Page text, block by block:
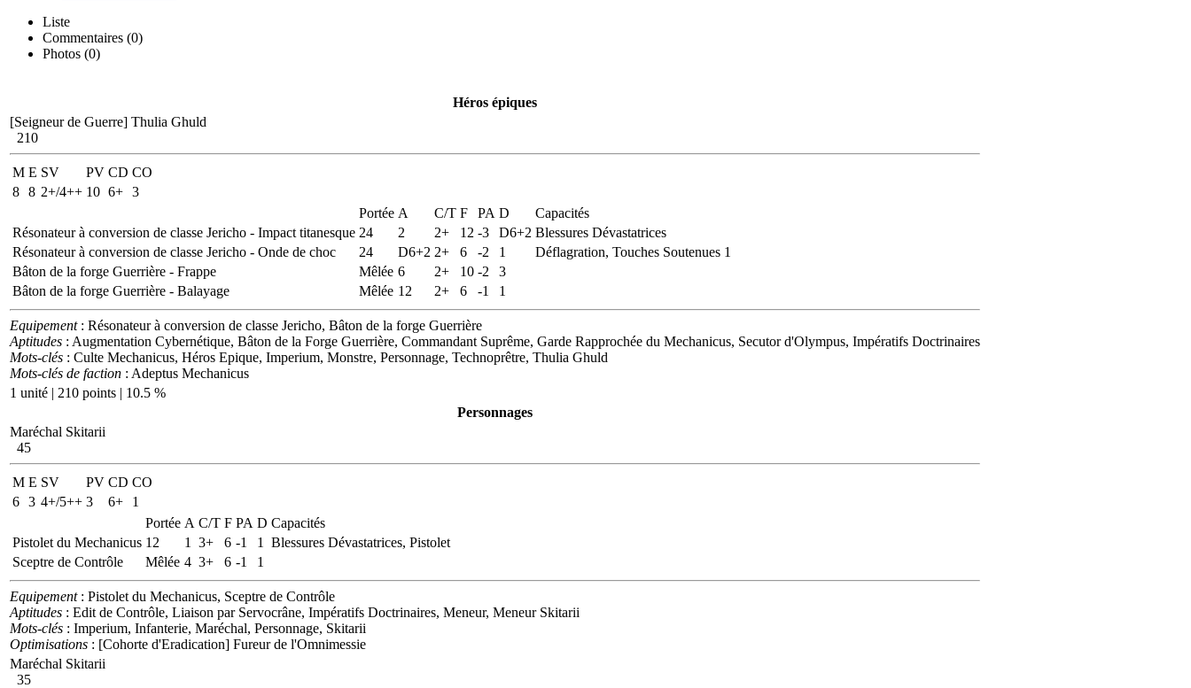
Liste
Commentaires (0)
Photos (0)
Héros épiques
[Seigneur de Guerre] Thulia Ghuld
210
M E SV PV CD CO
8 8 2+/4++ 10 6+ 3
Portée A C/T F PA D
Capacités
Résonateur à conversion de classe Jericho - Impact titanesque 24 2 2+ 12 -3 D6+2 Blessures Dévastatrices
Résonateur à conversion de classe Jericho - Onde de choc
24 D6+2 2+ 6 -2 1
Déflagration, Touches Soutenues 1
Bâton de la forge Guerrière - Frappe
Mêlée 6 2+ 10 -2
3
Bâton de la forge Guerrière - Balayage
Mêlée 12 2+ 6 -1 1
Equipement: Résonateur à conversion de classe Jericho, Bâton de la forge Guerrière
Aptitudes : Augmentation Cybernétique, Bâton de la Forge Guerrière, Commandant Suprême, Garde Rapprochée du Mechanicus, Secutor d'Olympus, Impératifs Doctrinaires
Mots-clés : Culte Mechanicus, Héros Epique, Imperium, Monstre, Personnage, Technoprêtre, Thulia Ghuld
Mots-clés de faction : Adeptus Mechanicus
1 unité | 210 points | 10.5 %
Personnages
Maréchal Skitarii
45
M E SV PV CD CO
6 3 4+/5++ 3 6+
1
Portée A C/T F PA D Capacités
Pistolet du Mechanicus 12 1 3+ 6 -1 1
Blessures Dévastatrices, Pistolet
Sceptre de Contrôle
Mêlée 4 3+ 6 -1 1
Equipement: Pistolet du Mechanicus, Sceptre de Contrôle
Aptitudes : Edit de Contrôle, Liaison par Servocrâne, Impératifs Doctrinaires, Meneur, Meneur Skitarii
Mots-clés : Imperium, Infanterie, Maréchal, Personnage, Skitarii
Optimisations : [Cohorte d'Eradication] Fureur de l'Omnimessie
Maréchal Skitarii
35